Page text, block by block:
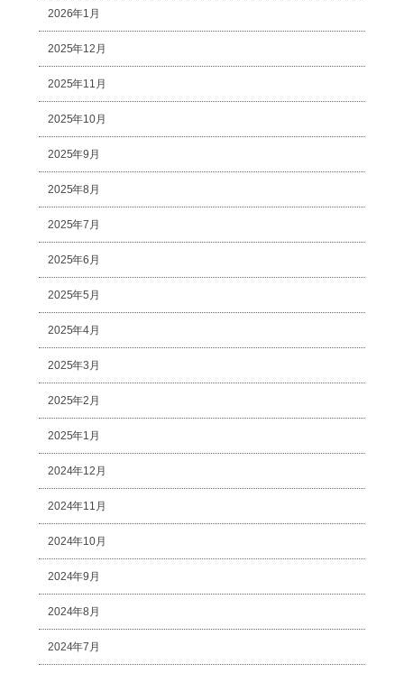
2026年1月
2025年12月
2025年11月
2025年10月
2025年9月
2025年8月
2025年7月
2025年6月
2025年5月
2025年4月
2025年3月
2025年2月
2025年1月
2024年12月
2024年11月
2024年10月
2024年9月
2024年8月
2024年7月